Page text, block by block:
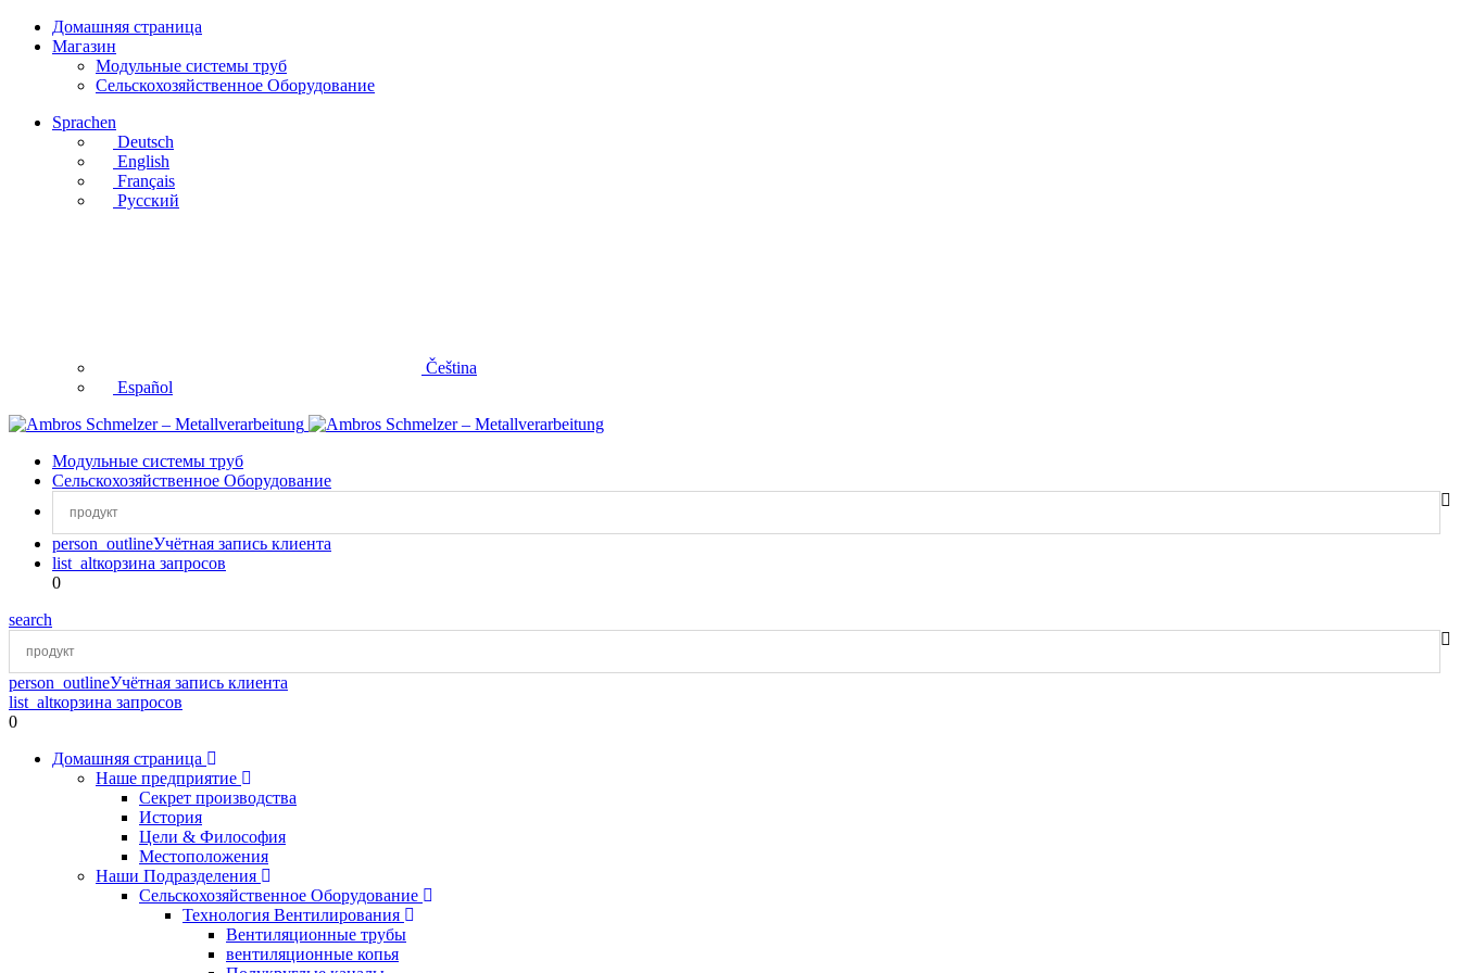
Домашняя страница
Магазин
Модульные системы труб
Сельскохозяйственное Оборудование
Sprachen
Deutsch
English
Français
Русский
Čeština
Español
Модульные системы труб
Сельскохозяйственное Оборудование
person_outlineУчётная запись клиента
list_altкорзина запросов
0
search
person_outlineУчётная запись клиента
list_altкорзина запросов
0
Домашняя страница
Наше предприятие
Секрет производства
История
Цели & Философия
Местоположения
Наши Подразделения
Сельскохозяйственное Оборудование
Технология Вентилирования
Вентиляционные трубы
вентиляционные копья